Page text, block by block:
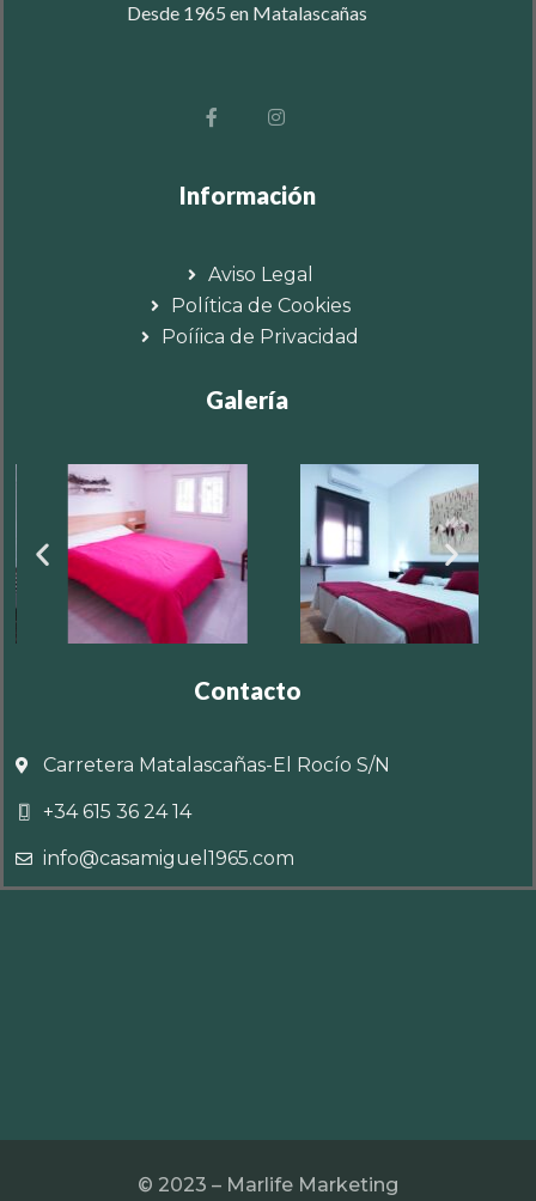
Desde 1965 en Matalascañas
Información
Aviso Legal
Política de Cookies
Poííica de Privacidad
Galería
Contacto
Carretera Matalascañas-El Rocío S/N
+34 615 36 24 14
info@casamiguel1965.com
© 2023 – Marlife Marketing